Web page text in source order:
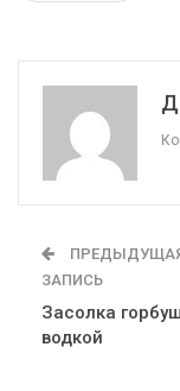
ЗАПИСЬ
Засолка
водкой